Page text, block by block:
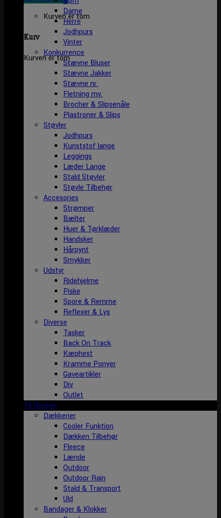
Kurven er tom
Kurv
Kurven er tom
Dame
Herre
Jodhpurs
Vinter
Konkurrence
Stævne Bluser
Stævne Jakker
Stævne nr.
Fletning mv.
Brocher & Slipsenåle
Plastroner & Slips
Støvler
Jodhpurs
Kunststof lange
Leggings
Læder Lange
Stald Støvler
Støvle Tilbehør
Accesories
Strømper
Bælter
Huer & Tørklæder
Handsker
Hårpynt
Smykker
Udstyr
Ridehjelme
Piske
Spore & Remme
Reflexer & Lys
Diverse
Tasker
Back On Track
Kæphest
Kramme Ponyer
Gaveartikler
Div
Outlet
Til Hesten
Dækkener
Cooler Funktion
Dækken Tilbehør
Fleece
Lænde
Outdoor
Outdoor Rain
Stald & Transport
Uld
Bandager & Klokker